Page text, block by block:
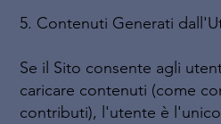
5. Contenuti Generati
Se il Sito consente agli
caricare contenuti (come
contributi), l'utente è